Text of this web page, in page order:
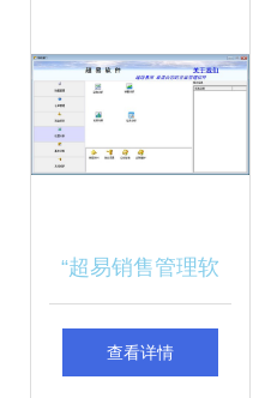
免费下载
“超易销售管理软
件”赋能高效营销，
查看详情